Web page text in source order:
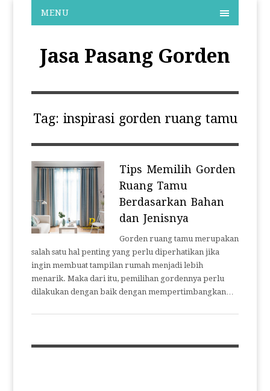
MENU
Jasa Pasang Gorden
Tag: inspirasi gorden ruang tamu
Tips Memilih Gorden
Ruang Tamu
Berdasarkan Bahan
dan Jenisnya
Gorden ruang tamu merupakan
salah satu hal penting yang perlu diperhatikan jika
ingin membuat tampilan rumah menjadi lebih
menarik. Maka dari itu, pemilihan gordennya perlu
dilakukan dengan baik dengan mempertimbangkan…